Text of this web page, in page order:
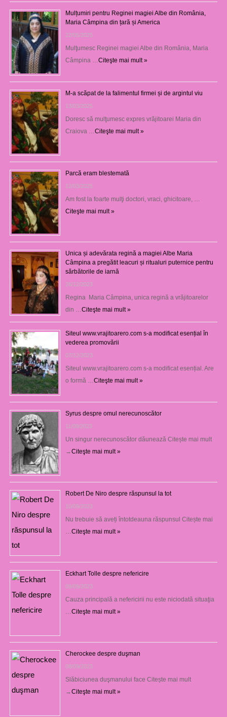
Mulțumiri pentru Reginei magiei Albe din România,
Maria Câmpina din țară și America
22/05/2025
Mulţumesc Reginei magiei Albe din România, Maria
Câmpina … Citeşte mai mult »
M-a scăpat de la falimentul firmei și de argintul viu
13/03/2025
Doresc să mulţumesc expres vrăjitoarei Maria din
Craiova … Citeşte mai mult »
Parcă eram blestemată
12/03/2025
Am fost la foarte mulţi doctori, vraci, ghicitoare, …
Citeşte mai mult »
Unica și adevărata regină a magiei Albe Maria
Câmpina a pregătit leacuri și ritualuri puternice pentru
sărbătorile de iarnă
26/12/2023
Regina Maria Câmpina, unica regină a vrăjitoarelor
din … Citeşte mai mult »
Siteul www.vrajitoarero.com s-a modificat esențial în
vederea promovării
07/12/2023
Siteul www.vrajitoarero.com s-a modificat esențial. Are
o formă … Citeşte mai mult »
Syrus despre omul nerecunoscător
11/09/2023
Un singur nerecunoscător dăunează Citește mai mult
→Citeşte mai mult »
Robert De Niro despre răspunsul la tot
10/09/2023
Nu trebuie să aveți întotdeauna răspunsul Citește mai
Citeşte mai mult »
Eckhart Tolle despre nefericire
09/09/2023
Cauza principală a nefericirii nu este niciodată situaţia
Citeşte mai mult »
Cherockee despre duşman
08/09/2023
Slăbiciunea duşmanului face Citește mai mult
→Citeşte mai mult »